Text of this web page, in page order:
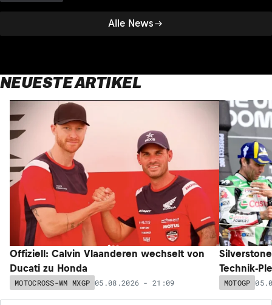
Alle News
NEUESTE ARTIKEL
Offiziell: Calvin Vlaanderen wechselt von
Ducati zu Honda
MOTOCROSS-WM MXGP 05.08.2026 - 21:09
Technik-
MOTOGP